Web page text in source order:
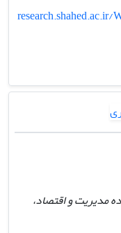
مدیریت و اقتصاد،